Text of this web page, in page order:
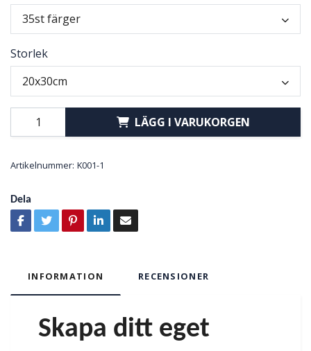
35st färger
Storlek
20x30cm
LÄGG I VARUKORGEN
Artikelnummer: K001-1
Dela
INFORMATION RECENSIONER
Skapa ditt eget